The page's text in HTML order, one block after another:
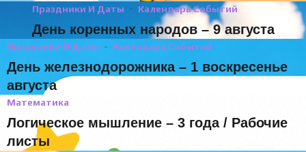
Праздники И Даты Календарь Событий
День коренных народов – 9 августа
Праздники И Даты Календарь Событий
День железнодорожника – 1 воскресенье
августа
Математика
Логическое мышление – 3 года / Рабочие
листы